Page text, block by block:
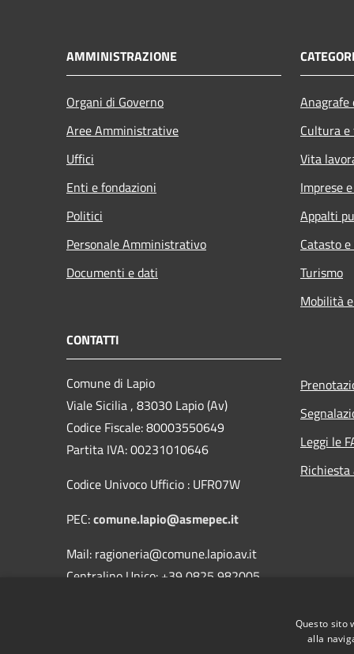
AMMINISTRAZIONE
Organi di Governo
Aree Amministrative
Uffici
Enti e fondazioni
Politici
Personale Amministrativo
Documenti e dati
Cultura
Vita
Imprese
Appalti
Catasto
Turismo
Mobilità
CONTATTI
Comune di Lapio
Viale Sicilia , 83030 Lapio (Av)
Codice Fiscale: 80003550649
Partita IVA: 00231010646
Codice Univoco Ufficio : UFR07W
PEC:comune.lapio@asmepec.it
Mail: ragioneria@comune.lapio.av.it
Centralino Unico: +39 0825 982005
Leggi le
Questo sito
alla